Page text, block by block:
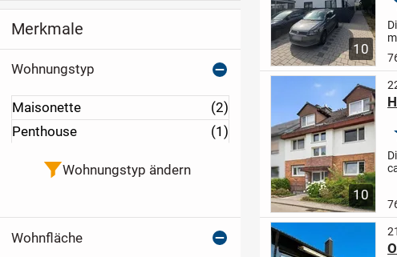
10
10
Merkmale
Wohnungstyp
Maisonette
(2)
Penthouse
(1)
Wohnungstyp ändern
Wohnfläche